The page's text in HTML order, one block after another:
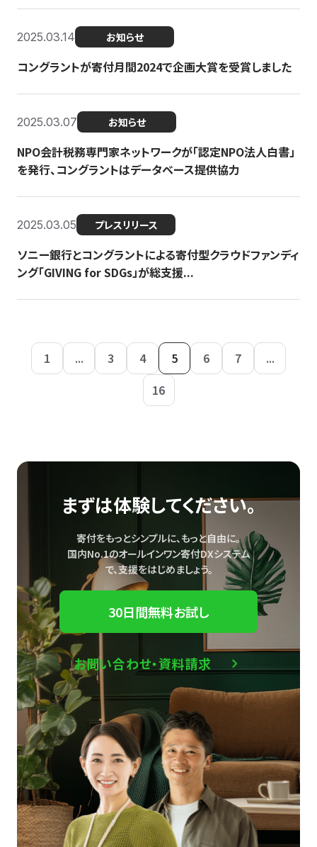
2025.03.14 お知らせ
コングラントが寄付月間2024で企画大賞を受賞しました
2025.03.07 お知らせ
NPO会計税務専門家ネットワークが「認定NPO法人白書」
を発行、コングラントはデータベース提供協力
2025.03.05 プレスリリース
ソニー銀行とコングラントによる寄付型クラウドファンディ
ング「GIVING for SDGs」が総支援...
1 ... 3 4 5 6 7
...
16
まずは体験してください。
寄付をもっとシンプルに、もっと自由に。
国内No.1のオールインワン寄付DXシステム
で、支援をはじめましょう。
30日間無料お試し
お問い合わせ・資料請求